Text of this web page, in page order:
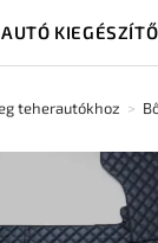
AUTÓ
teherautókhoz >